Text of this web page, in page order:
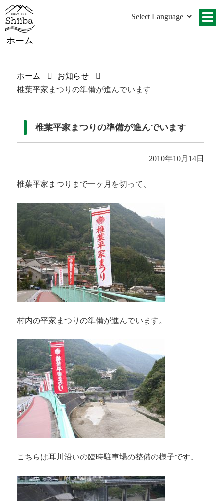
ホーム
ホーム
お知らせ
椎葉平家まつりの準備が進んでいます
椎葉平家まつりの準備が進んでいます
2010年10月14日
椎葉平家まつりまで一ヶ月を切って、
村内の平家まつりの準備が進んでいます。
こちらは耳川沿いの臨時駐車場の整備の様子です。